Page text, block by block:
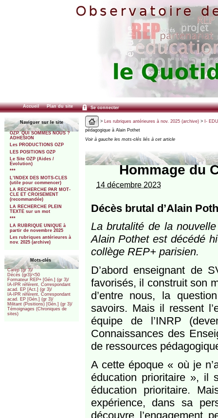
Accueil Plan du site Se connecter
Naviguer sur le site
OZP. QUI SOMMES NOUS ?
ADHESION
Les PRODUCTIONS OZP
LES POSITIONS OZP
Le Site OZP (Aides /
Evolution)
***
L’INDEX DES MOTS-CLES
(utile pour commencer)
LA RECHERCHE PAR MOT-
CLE ET CROISEMENT
(recommandée)
LA RECHERCHE PLEIN
TEXTE sur un mot
***
LA RUBRIQUE UNIQUE à
partir de novembre 2025
Les rubriques antérieures à
nov. 2025 (archive)
Mots-clés
Carep (gr 3)/
Décès (gr3)/<50
Formateur REP+ [Gén.] (gr 3)/
IA-IPR référent, Correspondant
acad. EP [Act.] (gr 3)/
IA-IPR référent, Correspondant
acad. EP [Gén.] (gr 3)/
Militant (Positions) [Gén.] (gr 3)/
Témoignages (Chroniques de
sites)
> Les rubriques antérieures à nov. 2025 (archive)> I-
pédagogique à Alain Pothet
Voir à gauche les mots-clés liés à cet article
Hommage du
14 décembre 2023
Décès brutal d’Alain
La brutalité de la
Alain Pothet est décédé
collège REP+ parisien.
D’abord enseignant de
favorisés, il construit son
d’entre nous, la
savoirs. Mais il ressent
équipe de l’INRP
Connaissances des
de ressources
A cette époque « où je
éducation prioritaire », il
éducation prioritaire.
expérience, dans sa
découvre l’engagement